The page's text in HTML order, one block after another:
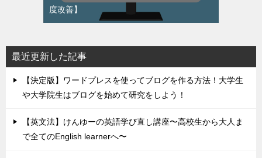
度改善】
最近更新した記事
【決定版】ワードプレスを使ってブログを作る方法！大学生
や大学院生はブログを始めて研究をしよう！
【英文法】けんゆーの英語学び直し講座〜高校生から大人ま
で全てのEnglish learnerへ〜